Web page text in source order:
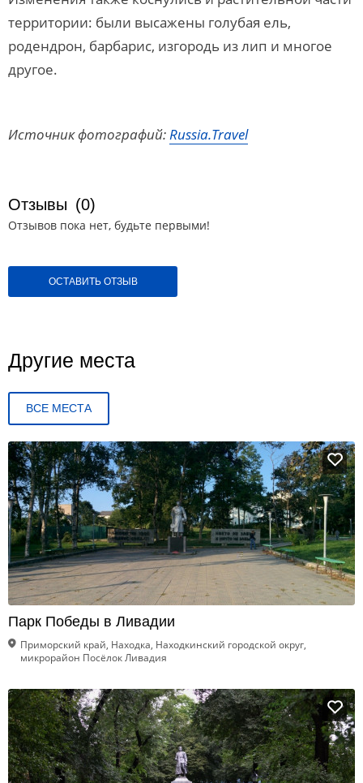
территории: были высажены голубая ель,
родендрон, барбарис, изгородь из лип и многое
другое.
Источник фотографий:Russia.Travel
Отзывы (0)
Отзывов пока нет, будьте первыми!
ОСТАВИТЬ ОТЗЫВ
Другие места
ВСЕ МЕСТА
Парк Победы в Ливадии
Приморский край, Находка, Находкинский городской округ,
микрорайон Посёлок Ливадия